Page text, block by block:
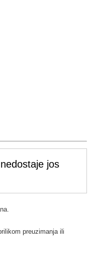
jos
preuzimanja ili